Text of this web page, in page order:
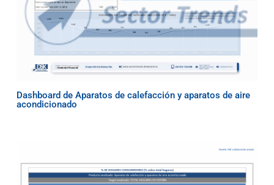
Dashboard de Aparatos de calefacción y aparatos de aire
acondicionado